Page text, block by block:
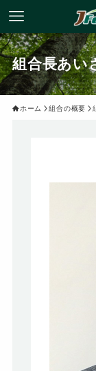
組合長あい
ホーム 組合の概要